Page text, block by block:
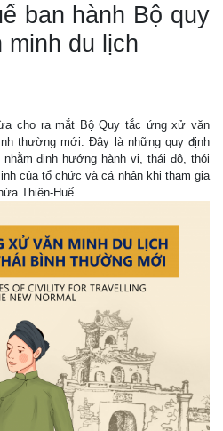
ban hành Bộ quy
du lịch
cho ra mắt Bộ Quy tắc ứng xử văn
thường mới. Đây là những quy định
định hướng hành vi, thái độ, thói
của tổ chức và cá nhân khi tham gia
Thiên-Huế.